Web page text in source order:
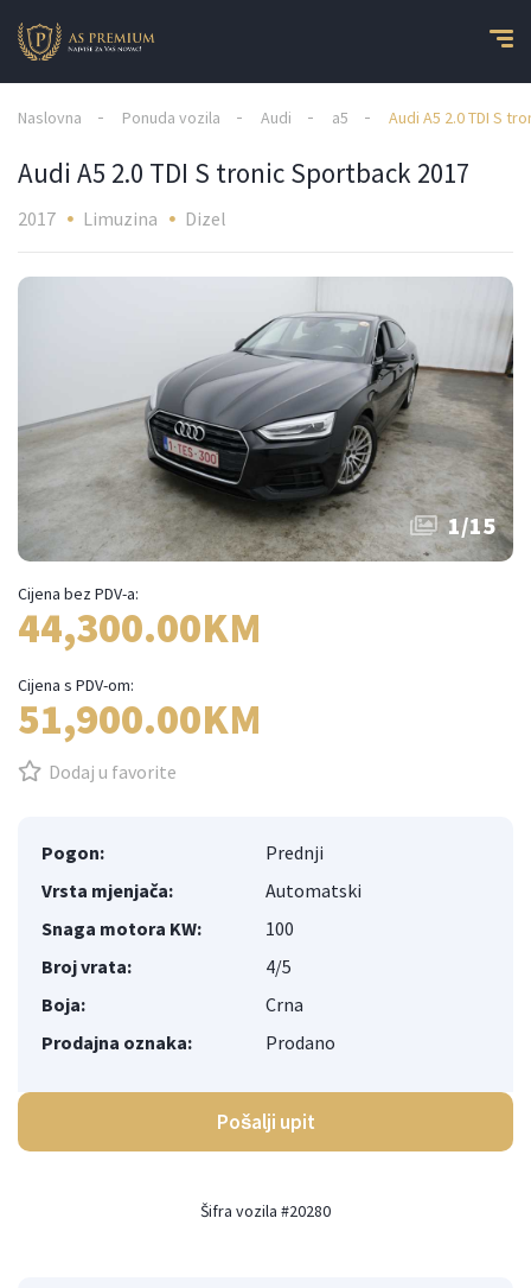
Naslovna Ponuda vozila Audi a5 Audi A5 2.0 TDI S
Audi A5 2.0 TDI S tronic Sportback 2017
2017 Limuzina Dizel
1/15
Cijena bez PDV-a:
44,300.00KM
Cijena s PDV-om:
51,900.00KM
Dodaj u favorite
Pogon:
Prednji
Vrsta mjenjača:
Automatski
Snaga motora KW:
100
Broj vrata:
4/5
Boja:
Crna
Prodajna oznaka:
Prodano
Pošalji upit
Šifra vozila #20280